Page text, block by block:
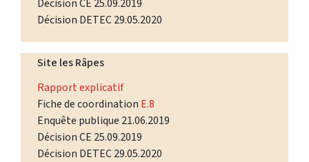
Décision CE 25.09.2019
Décision DETEC 29.05.2020
Site les Râpes
Rapport explicatif
Fiche de coordination E.8
Enquête publique 21.06.2019
Décision CE 25.09.2019
Décision DETEC 29.05.2020